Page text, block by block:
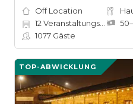
Off Location
12 Veranstaltungsräume
1077 Gäste
TOP-ABWICKLUNG